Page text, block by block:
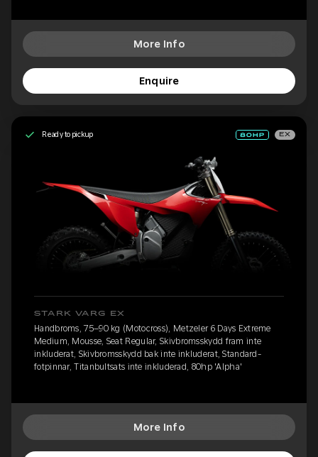
More Info
Enquire
Ready to pickup EX
STARK VARG EX
Handbroms, 75–90 kg (Motocross), Metzeler 6 Days Extreme
Medium, Mousse, Seat Regular, Skivbromsskydd fram inte
inkluderat, Skivbromsskydd bak inte inkluderat, Standard-
fotpinnar, Titanbultsats inte inkluderad, 80hp 'Alpha'
More Info